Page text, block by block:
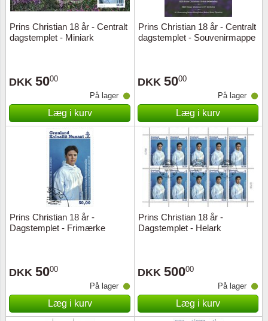
Prins Christian 18 år - Centralt
dagstemplet - Miniark
DKK 5000
På lager
Læg i kurv
Prins Christian 18 år - Centralt
dagstemplet - Souvenirmappe
DKK 5000
På lager
Læg i kurv
Prins Christian 18 år -
Dagstemplet - Frimærke
DKK 5000
På lager
Læg i kurv
Prins Christian 18 år -
Dagstemplet - Helark
DKK 50000
På lager
Læg i kurv